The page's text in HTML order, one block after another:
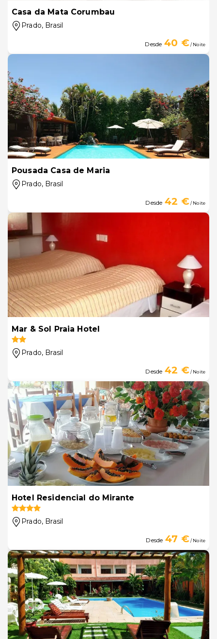
Casa da Mata Corumbau
Prado, Brasil
Desde 40 €/ Noite
Pousada Casa de Maria
Prado, Brasil
Desde 42 €/ Noite
Mar & Sol Praia Hotel
Prado, Brasil
Desde 42 €/ Noite
Hotel Residencial do Mirante
Prado, Brasil
Desde 47 €/ Noite